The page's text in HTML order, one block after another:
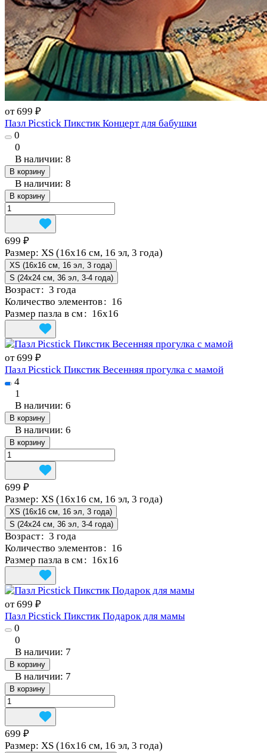
от 699 ₽
Пазл Picstick Пикстик Концерт для бабушки
0
0
В наличии: 8
В корзину
В наличии: 8
В корзину
699 ₽
Размер: XS (16x16 см, 16 эл, 3 года)
XS (16x16 см, 16 эл, 3 года)
S (24x24 см, 36 эл, 3-4 года)
Возраст: 3 года
Количество элементов: 16
Размер пазла в см: 16x16
от 699 ₽
Пазл Picstick Пикстик Весенняя прогулка с мамой
4
1
В наличии: 6
В корзину
В наличии: 6
В корзину
699 ₽
Размер: XS (16x16 см, 16 эл, 3 года)
XS (16x16 см, 16 эл, 3 года)
S (24x24 см, 36 эл, 3-4 года)
Возраст: 3 года
Количество элементов: 16
Размер пазла в см: 16x16
от 699 ₽
Пазл Picstick Пикстик Подарок для мамы
0
0
В наличии: 7
В корзину
В наличии: 7
В корзину
699 ₽
Размер: XS (16x16 см, 16 эл, 3 года)